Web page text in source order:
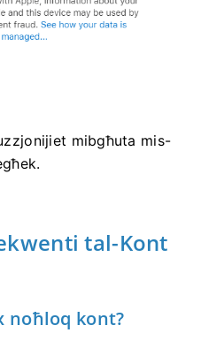
mibgħuta mis-
tal-Kont
noħloq kont?